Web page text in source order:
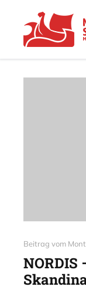
Beitrag vom
NORDIS